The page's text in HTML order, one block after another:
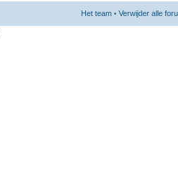
Het team • Verwijder alle